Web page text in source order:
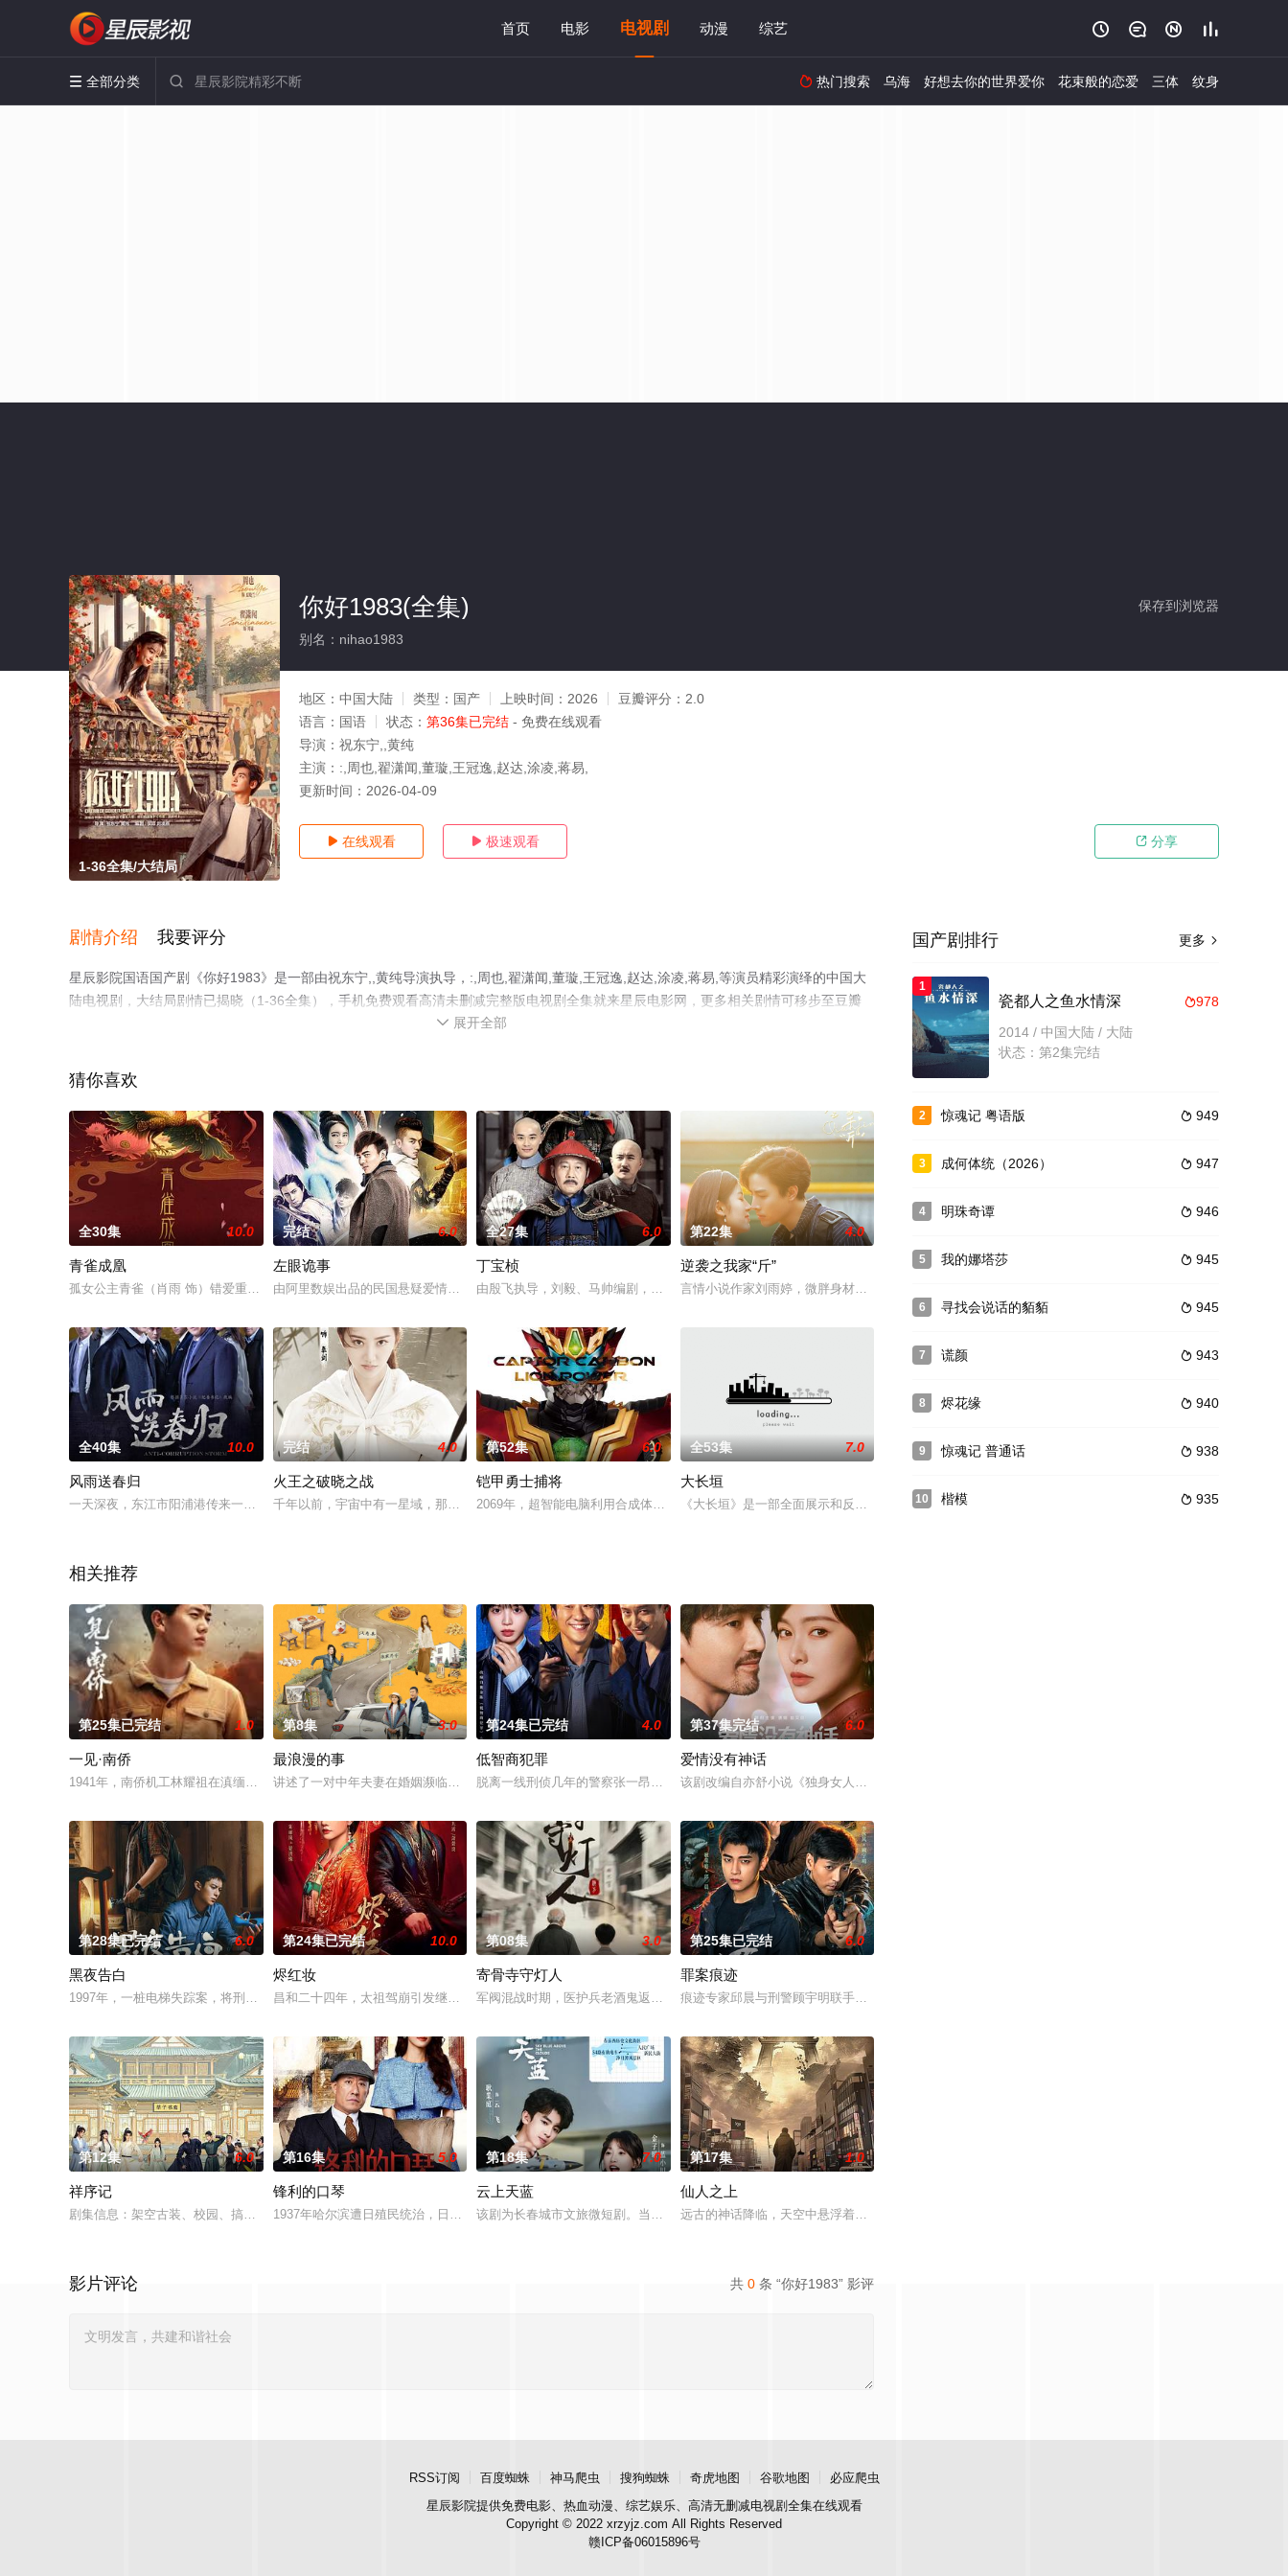
首页 电影 电视剧 动漫 综艺    
 全部分类   热门搜索 乌海 好想去你的世界爱你 花束般的恋爱 三体 纹身
1-36全集/大结局
保存到浏览器
你好1983(全集)
别名：nihao1983
地区： 中国大陆 类型： 国产 上映时间： 2026 豆瓣评分： 2.0
语言： 国语 状态： 第36集已完结 - 免费在线观看
导演： 祝东宁,,黄纯
主演： :,周也,翟潇闻,董璇,王冠逸,赵达,涂凌,蒋易,
更新时间： 2026-04-09
 在线观看  极速观看  分享
剧情介绍 我要评分
星辰影院国语国产剧《你好1983》是一部由祝东宁,,黄纯导演执导，:,周也,翟潇闻,董璇,王冠逸,赵达,涂凌,蒋易,等演员精彩演绎的中国大
陆电视剧，大结局剧情已揭晓（1-36全集），手机免费观看高清未删减完整版电视剧全集就来星辰电影网，更多相关剧情可移步至豆瓣
 展开全部
猜你喜欢
全30集 10.0
青雀成凰
孤女公主青雀（肖雨 饰）错爱重生，化身花魁，只因仇人齐聚慕王府，不惜设局嫁给杀父仇人慕王为妾。骁勇善战的腹黑将军云焕（李九霖 饰）亲手杀死初恋，隐忍成为
完结 6.0
左眼诡事
由阿里数娱出品的民国悬疑爱情剧，改编自乌啼霜满天的《我的左眼是阴阳眼》
全27集 6.0
丁宝桢
由殷飞执导，刘毅、马帅编剧，我是马少骅 曹骏Neil 叶静 等主演的大型历史电视连续剧#民为天之丁宝桢# 9月26日开机。由深圳宏博昌荣传媒、贵
第22集 4.0
逆袭之我家“斤”
言情小说作家刘雨婷，微胖身材，好吃懒做，在找小说创作灵感时翻到一篇《肥婆女主也有春天》的文章时吐
全40集 10.0
风雨送春归
一天深夜，东江市阳浦港传来一声爆炸巨响，市委书记余仲君连夜赶往爆炸地，纪委书记赵达声率领联合调查组调查阳浦港危化品爆炸案。以赵达声为代表，周强、宋天意等
完结 4.0
火王之破晓之战
千年以前，宇宙中有一星域，那里山川秀美，景色宜人。火王仲天（陈柏霖 饰）、风神千睸（景甜 饰）、山神帝昀等六位神明在众神之首尚轩的带领下共同维护星域的和
第52集 6.0
铠甲勇士捕将
2069年，超智能电脑利用合成体僵傀控制世界，遭到人类的抵抗，为了统治世界并管理人类，超智能电脑派遣无间妖与众僵傀回到2016年，收集人
全53集 7.0
大长垣
《大长垣》是一部全面展示和反映中华餐饮历史文化的巨作。该剧以长垣厨师人生经历为题材，以厨师之乡
相关推荐
第25集已完结 1.0
一见·南侨
1941年，南侨机工林耀祖在滇缅公路遇到日军轰炸，意外穿越至2025年的现代都市，他因与现代人不同的言行与家国执念引发误会，被女主宋瑶收留，林耀祖口述的
第8集 3.0
最浪漫的事
讲述了一对中年夫妻在婚姻濒临破裂之际，通过一趟“冷静期旅行”重新审视彼此、找回初心的温情故事。全剧以现实与回忆交织的叙事方式，展现了一段从热烈相守到渐生
第24集已完结 4.0
低智商犯罪
脱离一线刑侦几年的警察张一昂（王骁 饰），因为省厅收到的匿名举报信，被派往三江口调查案件。张一昂到三江口不久就遇到刑警队长被害，张
第37集完结 6.0
爱情没有神话
该剧改编自亦舒小说《独身女人》，讲述了以林展翘（唐嫣 饰）、何韩（赵又廷 饰）为代表的独身男女们，
第28集已完结 6.0
黑夜告白
1997年，一桩电梯失踪案，将刑警何远航（潘粤明 饰）、冉方旭（王鹤棣 饰）卷入迷雾。经历波折，两人也曾陷入迷茫与怀疑，最终揭开真相。岁月流转，治愈人生
第24集已完结 10.0
烬红妆
昌和二十四年，太祖驾崩引发继位之争。晏清殊遭人陷害被退婚，在家破人亡之际被萧景炎所救。二人结盟回京展开复仇，揭露了陵王和谢家等势力的谋逆罪行。在历经生死
第08集 3.0
寄骨寺守灯人
军阀混战时期，医护兵老酒鬼返乡寄居寄骨寺，救下寡妇如伶，揭穿“山神祭童”阴谋，成为守灯人。他教化浪子冬生，助其破获军火案，救下被作为
第25集已完结 6.0
罪案痕迹
痕迹专家邱晨与刑警顾宇明联手侦破五桩离奇案件，从丈夫离奇死亡到痕迹清道夫，揭开一桩桩人性悲剧。
第12集 6.0
祥序记
剧集信息：架空古装、校园、搞笑剧集规格：12分钟/20集拍摄周期：20天播出平台：芒果tv出品方：芒果tv、大芒剧场联合出品：哆来米传媒、亿品众合制作公
第16集 5.0
锋利的口琴
1937年哈尔滨遭日殖民统治，日伪残酷围剿抗日力量。哈尔滨口琴社实为中共地下情报据点，秦娜带领社员以演奏为掩护，秘密传递情报，开展抗日斗争。日伪突袭据点
第18集 7.0
云上天蓝
该剧为长春城市文旅微短剧。当年奇怪分手的蓝小川（金子璇 饰）与云飞（耿业庭 饰）在航空展重逢，却发现双方父母正在秘密黄昏恋，昔日恋人
第17集 1.0
仙人之上
远古的神话降临，天空中悬浮着废墟的天庭，一位位神明如行尸走肉般麻木的前行。当人类获得“仙人”的赐福
共 0 条 “你好1983” 影评
影片评论
更多 
国产剧排行
1
978
瓷都人之鱼水情深
2014 / 中国大陆 / 大陆
状态：第2集完结
2  949
惊魂记 粤语版
3  947
成何体统（2026）
4  946
明珠奇谭
5  945
我的娜塔莎
6  945
寻找会说话的貊貊
7  943
谎颜
8  940
烬花缘
9  938
惊魂记 普通话
10  935
楷模
RSS订阅 百度蜘蛛 神马爬虫 搜狗蜘蛛 奇虎地图 谷歌地图
必应爬虫
星辰影院提供免费电影、热血动漫、综艺娱乐、高清无删减电视剧全集在线观看
Copyright © 2022 xrzyjz.com All Rights Reserved
赣ICP备06015896号